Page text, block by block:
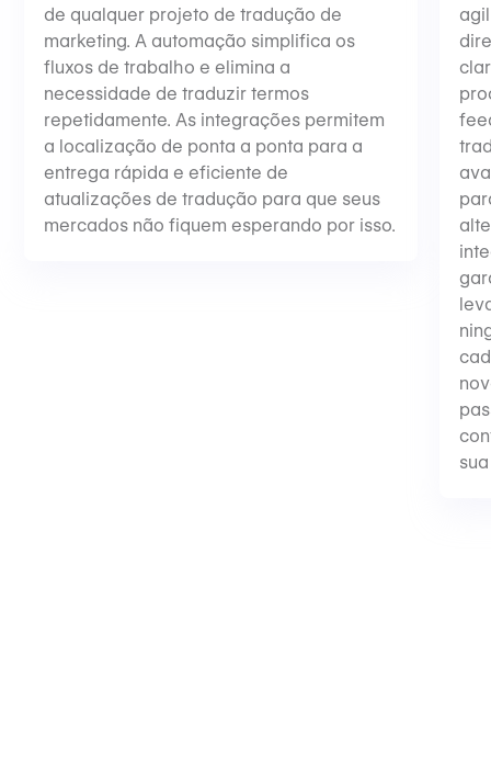
de qualquer projeto de tradução de
marketing. A automação simplifica os
fluxos de trabalho e elimina a
necessidade de traduzir termos
repetidamente. As integrações permitem
a localização de ponta a ponta para a
entrega rápida e eficiente de
atualizações de tradução para que seus
mercados não fiquem esperando por isso.